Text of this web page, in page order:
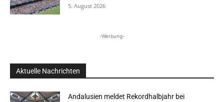
5. August 2026
-Werbung-
Aktuelle Nachrichten
Andalusien meldet Rekordhalbjahr bei